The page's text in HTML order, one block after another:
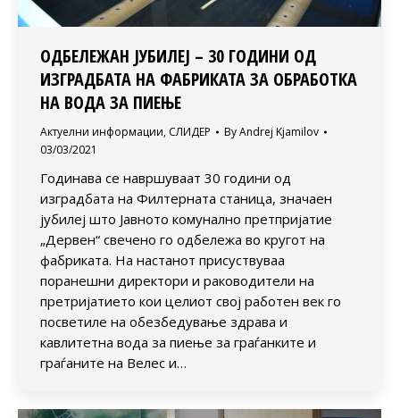
ОДБЕЛЕЖАН ЈУБИЛЕЈ – 30 ГОДИНИ ОД
ИЗГРАДБАТА НА ФАБРИКАТА ЗА ОБРАБОТКА
НА ВОДА ЗА ПИЕЊЕ
Актуелни информации, СЛИДЕР ByAndrej Kjamilov
03/03/2021
Годинава се навршуваат 30 години од
изградбата на Филтерната станица, значаен
јубилеј што Јавното комунално претпријатие
„Дервен“ свечено го одбележа во кругот на
фабриката. На настанот присуствуваа
поранешни директори и раководители на
претријатието кои целиот свој работен век го
посветиле на обезбедување здрава и
кавлитетна вода за пиење за граѓанките и
граѓаните на Велес и…